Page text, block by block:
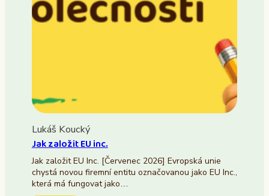
Lukáš Koucký
Jak založit EU inc.
Jak založit EU Inc. [Červenec 2026] Evropská unie
chystá novou firemní entitu označovanou jako EU Inc.,
která má fungovat jako…